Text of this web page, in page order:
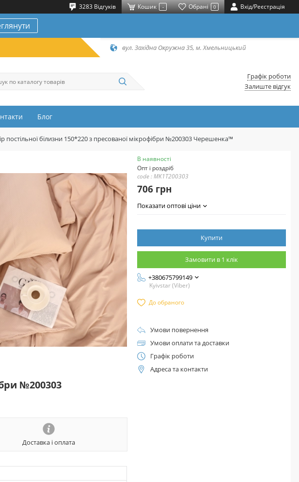
3283 Відгуків Кошик - Обрані 0 Вхід/Реєстрація
вул. Західна Окружна 35, м. Хмельницький
Графік роботи
Залиште відгук
Блог
постільної білизни 150*220 з пресованої мікрофібри №200303 Черешенка™
№200303
Доставка і оплата
В наявності
Опт і роздріб
code : MK1T200303
706 грн
Показати оптові ціни
Купити
Замовити в 1 клік
+380675799149
Kyivstar (Viber)
До обраного
Умови повернення
Умови оплати та доставки
Графік роботи
Адреса та контакти